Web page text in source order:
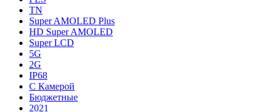
TN
Super AMOLED Plus
HD Super AMOLED
Super LCD
5G
2G
IP68
С Камерой
Бюджетные
2021